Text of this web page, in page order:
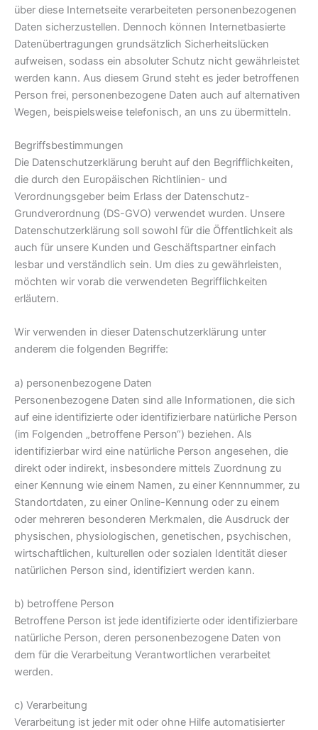
über diese Internetseite verarbeiteten personenbezogenen
Daten sicherzustellen. Dennoch können Internetbasierte
Datenübertragungen grundsätzlich Sicherheitslücken
aufweisen, sodass ein absoluter Schutz nicht gewährleistet
werden kann. Aus diesem Grund steht es jeder betroffenen
Person frei, personenbezogene Daten auch auf alternativen
Wegen, beispielsweise telefonisch, an uns zu übermitteln.
Begriffsbestimmungen
Die Datenschutzerklärung beruht auf den Begrifflichkeiten,
die durch den Europäischen Richtlinien- und
Verordnungsgeber beim Erlass der Datenschutz-
Grundverordnung (DS-GVO) verwendet wurden. Unsere
Datenschutzerklärung soll sowohl für die Öffentlichkeit als
auch für unsere Kunden und Geschäftspartner einfach
lesbar und verständlich sein. Um dies zu gewährleisten,
möchten wir vorab die verwendeten Begrifflichkeiten
erläutern.
Wir verwenden in dieser Datenschutzerklärung unter
anderem die folgenden Begriffe:
a) personenbezogene Daten
Personenbezogene Daten sind alle Informationen, die sich
auf eine identifizierte oder identifizierbare natürliche Person
(im Folgenden „betroffene Person“) beziehen. Als
identifizierbar wird eine natürliche Person angesehen, die
direkt oder indirekt, insbesondere mittels Zuordnung zu
einer Kennung wie einem Namen, zu einer Kennnummer, zu
Standortdaten, zu einer Online-Kennung oder zu einem
oder mehreren besonderen Merkmalen, die Ausdruck der
physischen, physiologischen, genetischen, psychischen,
wirtschaftlichen, kulturellen oder sozialen Identität dieser
natürlichen Person sind, identifiziert werden kann.
b) betroffene Person
Betroffene Person ist jede identifizierte oder identifizierbare
natürliche Person, deren personenbezogene Daten von
dem für die Verarbeitung Verantwortlichen verarbeitet
werden.
c) Verarbeitung
Verarbeitung ist jeder mit oder ohne Hilfe automatisierter